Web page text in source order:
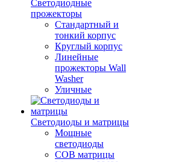
Светодиодные
прожекторы
Стандартный и
тонкий корпус
Круглый корпус
Линейные
прожекторы Wall
Washer
Уличные
Светодиоды и матрицы
Мощные
светодиоды
COB матрицы